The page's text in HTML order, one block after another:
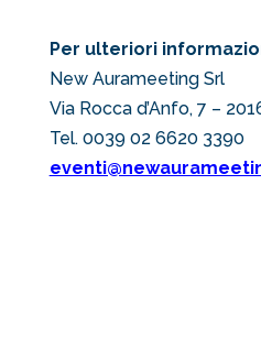
Per ulteriori
New Aurameeting Srl
Via Rocca d’Anfo, 7 –
Tel. 0039 02 6620 3390